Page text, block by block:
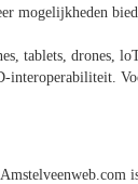
mogelijkheden
tablets, drones,
interoperabiliteit.
Amstelveenweb.com